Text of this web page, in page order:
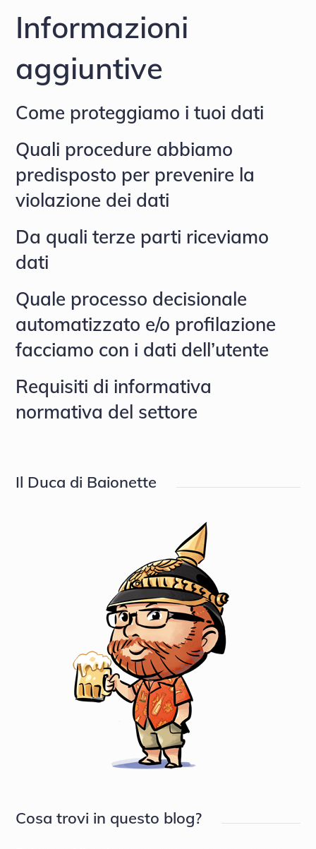
Informazioni
aggiuntive
Come proteggiamo i tuoi dati
Quali procedure abbiamo
predisposto per prevenire la
violazione dei dati
Da quali terze parti riceviamo
dati
Quale processo decisionale
automatizzato e/o profilazione
facciamo con i dati dell’utente
Requisiti di informativa
normativa del settore
Il Duca di Baionette
Cosa trovi in questo blog?